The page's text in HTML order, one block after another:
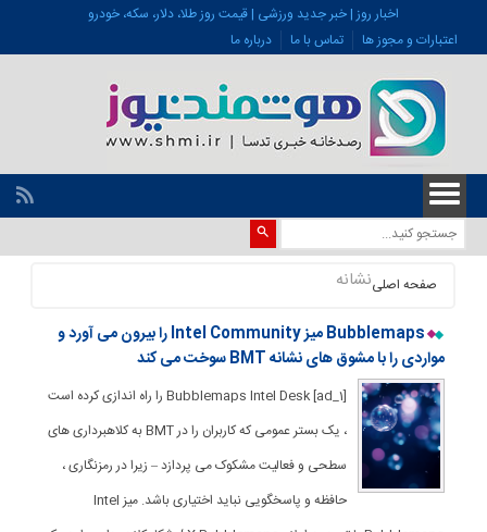
اخبار روز | خبر جدید ورزشی | قیمت روز طلا، دلار، سکه، خودرو
اعتبارات و مجوز ها
تماس با ما درباره ما
صفحه اصلینشانه
Bubblemaps میز Intel Community را بیرون می آورد و
مواردی را با مشوق های نشانه BMT سوخت می کند
[ad_1] Bubblemaps Intel Desk را راه اندازی کرده است
، یک بستر عمومی که کاربران را در BMT به کلاهبرداری های
سطحی و فعالیت مشکوک می پردازد – زیرا در رمزنگاری ،
حافظه و پاسخگویی نباید اختیاری باشد. میز Intel